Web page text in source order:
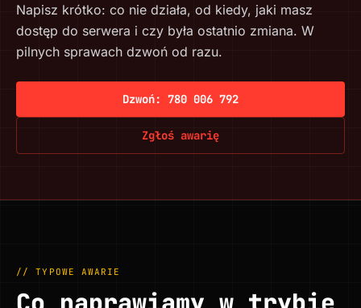
Napisz krótko: co nie działa, od kiedy, jaki masz
dostęp do serwera i czy była ostatnio zmiana. W
pilnych sprawach dzwoń od razu.
Dzwoń: 780 006 792
Zgłoś awarię
// TYPOWE AWARIE